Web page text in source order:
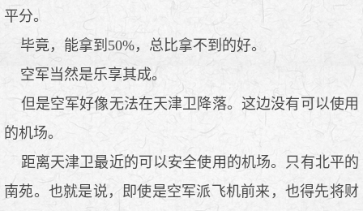
平分。
毕竟，能拿到50%，总比拿不到的好。
空军当然是乐享其成。
但是空军好像无法在天津卫降落。这边没有可以使用
的机场。
距离天津卫最近的可以安全使用的机场。只有北平的
南苑。也就是说，即使是空军派飞机前来，也得先将财